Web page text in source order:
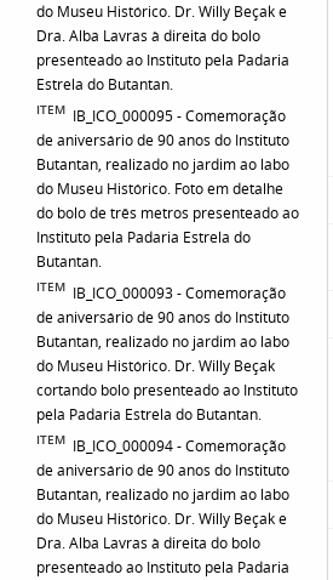
do Museu Histórico. Dr. Willy Beçak e
Dra. Alba Lavras à direita do bolo
presenteado ao Instituto pela Padaria
Estrela do Butantan.
ITEM IB_ICO_000095 - Comemoração
de aniversário de 90 anos do Instituto
Butantan, realizado no jardim ao labo
do Museu Histórico. Foto em detalhe
do bolo de três metros presenteado ao
Instituto pela Padaria Estrela do
Butantan.
ITEM IB_ICO_000093 - Comemoração
de aniversário de 90 anos do Instituto
Butantan, realizado no jardim ao labo
do Museu Histórico. Dr. Willy Beçak
cortando bolo presenteado ao Instituto
pela Padaria Estrela do Butantan.
ITEM IB_ICO_000094 - Comemoração
de aniversário de 90 anos do Instituto
Butantan, realizado no jardim ao labo
do Museu Histórico. Dr. Willy Beçak e
Dra. Alba Lavras à direita do bolo
presenteado ao Instituto pela Padaria